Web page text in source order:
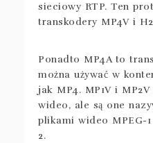
sieciowy RTP. Ten
transkodery MP4V i
Ponadto MP4A to
można używać w
jak MP4. MP1V i
wideo, ale są one
plikami wideo MPEG-
2.